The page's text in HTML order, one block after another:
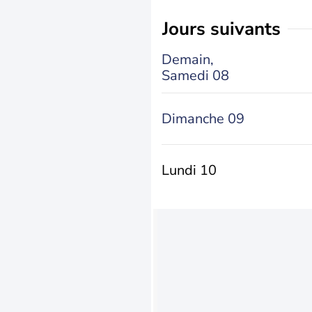
jours suivants
Demain,
Samedi 08
Dimanche 09
Lundi 10